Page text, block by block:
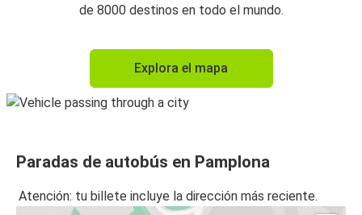
París
Pamplona
Toulouse
Pamplona
de 8000 destinos en todo el mundo.
Explora el mapa
Paradas de autobús en Pamplona
Atención: tu billete incluye la dirección más reciente.